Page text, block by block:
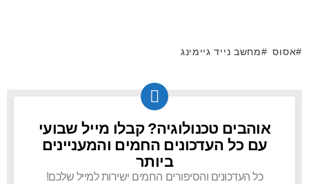
אסוס מחשב נייד גיימינג
NEWSLETTER
אוהבים טכנולוגיה? קבלו מייל שבועי
עם כל העדכונים החמים והמעניינים
ביותר
כל העדכונים והסיפורים החמים ישירות למייל שלכם!